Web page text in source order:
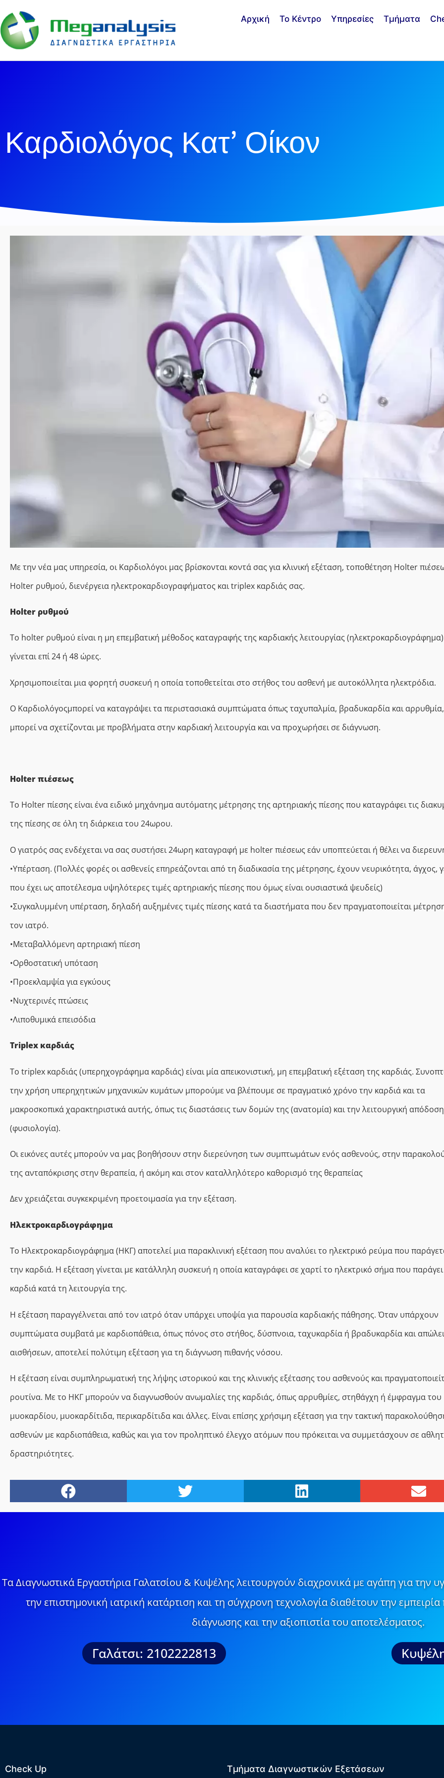
Αρχική Το Κέντρο Υπηρεσίες Τμήματα
Καρδιολόγος Κατ’ Οίκον
Με την νέα μας υπηρεσία, οι Καρδιολόγοι μας βρίσκονται κοντά σας για κλινική εξέταση, τοποθέτηση Holter
Ηolter ρυθμού, διενέργεια ηλεκτροκαρδιογραφήματος καιtriplex καρδιάς σας.
Holter ρυθμού
Το holter ρυθμού είναι η μη επεμβατική μέθοδος καταγραφής της καρδιακής λειτουργίας
γίνεται επί 24 ή 48 ώρες.
Χρησιμοποιείται μια φορητή συσκευή η οποία τοποθετείται στο στήθος του ασθενή με αυτοκόλλητα ηλεκτρόδια.
Ο Καρδιολόγοςμπορεί να καταγράψει τα περιστασιακά συμπτώματα όπως ταχυπαλμία, βραδυκαρδία και
μπορεί να σχετίζονται με προβλήματα στην καρδιακή λειτουργία και να προχωρήσει σε διάγνωση.
Holter πιέσεως
Το Holter πίεσης είναι ένα ειδικό μηχάνημα αυτόματης μέτρησης της αρτηριακής πίεσης που καταγράφει τις
της πίεσης σε όλη τη διάρκεια του 24ωρου.
Ο γιατρός σας ενδέχεται να σας συστήσει 24ωρη καταγραφή με holter πιέσεως εάν υποπτεύεται ή θέλει να
•Υπέρταση. (Πολλές φορές οι ασθενείς επηρεάζονται από τη διαδικασία της μέτρησης, έχουν νευρικότητα, άγχος,
που έχει ως αποτέλεσμα υψηλότερες τιμές αρτηριακής πίεσης που όμως είναι ουσιαστικά ψευδείς)
•Συγκαλυμμένη υπέρταση, δηλαδή αυξημένες τιμές πίεσης κατά τα διαστήματα που δεν πραγματοποιείται
τον ιατρό.
•Μεταβαλλόμενη αρτηριακή πίεση
•Ορθοστατική υπόταση
•Προεκλαμψία για εγκύους
•Νυχτερινές πτώσεις
•Λιποθυμικά επεισόδια
Τriplex καρδιάς
Το triplex καρδιάς (υπερηχογράφημα καρδιάς) είναι μία απεικονιστική, μη επεμβατική εξέταση της καρδιάς.
την χρήση υπερηχητικών μηχανικών κυμάτων μπορούμε να βλέπουμε σε πραγματικό χρόνο την καρδιά και τα
μακροσκοπικά χαρακτηριστικά αυτής, όπως τις διαστάσεις των δομών της (ανατομία) και την λειτουργική
(φυσιολογία).
Οι εικόνες αυτές μπορούν να μας βοηθήσουν στην διερεύνηση των συμπτωμάτων ενός ασθενούς, στην
της ανταπόκρισης στην θεραπεία, ή ακόμη και στον καταλληλότερο καθορισμό της θεραπείας
Δεν χρειάζεται συγκεκριμένη προετοιμασία για την εξέταση.
Ηλεκτροκαρδιογράφημα
Το Ηλεκτροκαρδιογράφημα (ΗΚΓ) αποτελεί μια παρακλινική εξέταση που αναλύει το ηλεκτρικό ρεύμα που
την καρδιά. Η εξέταση γίνεται με κατάλληλη συσκευή η οποία καταγράφει σε χαρτί το ηλεκτρικό σήμα που
καρδιά κατά τη λειτουργία της.
Η εξέταση παραγγέλνεται από τον ιατρό όταν υπάρχει υποψία για παρουσία καρδιακής πάθησης. Όταν υπάρχουν
συμπτώματα συμβατά με καρδιοπάθεια, όπως πόνος στο στήθος, δύσπνοια, ταχυκαρδία ή βραδυκαρδία και
αισθήσεων, αποτελεί πολύτιμη εξέταση για τη διάγνωση πιθανής νόσου.
Η εξέταση είναι συμπληρωματική της λήψης ιστορικού και της κλινικής εξέτασης του ασθενούς και
ρουτίνα. Με το ΗΚΓ μπορούν να διαγνωσθούν ανωμαλίες της καρδιάς, όπως αρρυθμίες, στηθάγχη ή έμφραγμα του
μυοκαρδίου, μυοκαρδίτιδα, περικαρδίτιδα και άλλες. Είναι επίσης χρήσιμη εξέταση για την τακτική
ασθενών με καρδιοπάθεια, καθώς και για τον προληπτικό έλεγχο ατόμων που πρόκειται να συμμετάσχουν σε
δραστηριότητες.
Τα Διαγνωστικά Εργαστήρια Γαλατσίου & Κυψέλης λειτουργούν διαχρονικά με αγάπη για την
την επιστημονική ιατρική κατάρτιση και τη σύγχρονη τεχνολογία διαθέτουν την
διάγνωσης και την αξιοπιστία του αποτελέσματος.
Γαλάτσι: 2102222813
Check Up Τμήματα Διαγνωστικών Εξετάσεων